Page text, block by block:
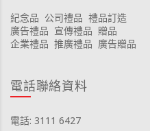
紀念品 公司禮品 禮品訂造
廣告禮品 宣傳禮品 贈品
企業禮品 推廣禮品 廣告贈品
電話聯絡資料
電話: 3111 6427